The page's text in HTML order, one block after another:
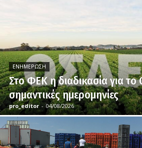
ΕΝΗΜΈΡΩΣΗ
Στο ΦΕΚ η διαδικασία για
σημαντικές ημερομηνίες
pro_editor - 04/08/2026